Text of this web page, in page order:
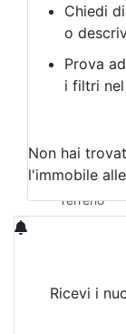
Albergo
Negozio/
Agriturismo
Magazzini
Qualsiasi
Terreno
Terreno
Chiedi
o
Prova
i filtri
Non hai
l'immobile
Ricevi i